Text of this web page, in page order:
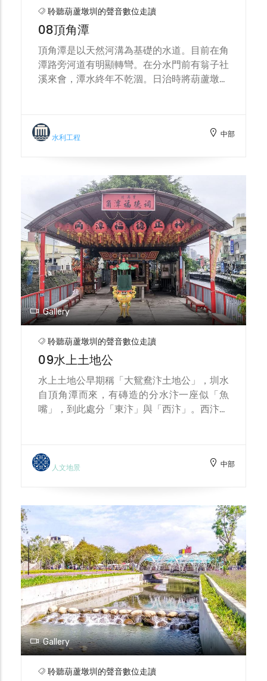
聆聽葫蘆墩圳的聲音數位走讀
08頂角潭
頂角潭是以天然河溝為基礎的水道。目前在角
潭路旁河道有明顯轉彎。在分水門前有翁子社
溪來會，潭水終年不乾涸。日治時將葫蘆墩圳
優質的「葫蘆墩」米。
水利工程 中部
Gallery
聆聽葫蘆墩圳的聲音數位走讀
09水上土地公
水上土地公早期稱「大鴛鴦汴土地公」，圳水
自頂角潭而來，有磚造的分水汴一座似「魚
嘴」，到此處分「東汴」與「西汴」。西汴灌
市區，突顯生命共同體的概念。
人文地景 中部
Gallery
聆聽葫蘆墩圳的聲音數位走讀